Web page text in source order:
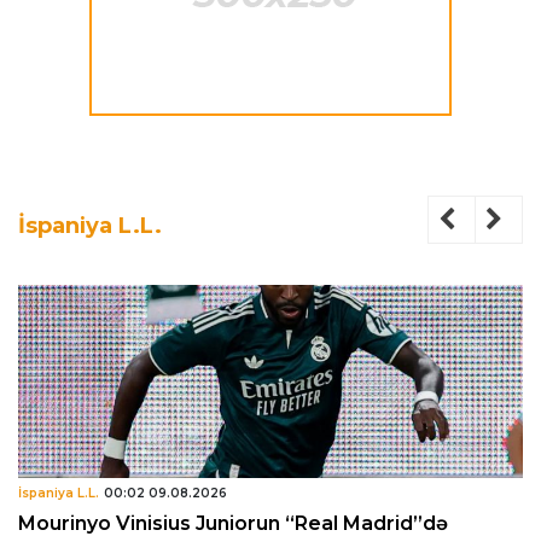
İspaniya L.L.
İspaniya L.L. 00:02 09.08.2026
Mourinyo Vinisius Juniorun “Real Madrid”də